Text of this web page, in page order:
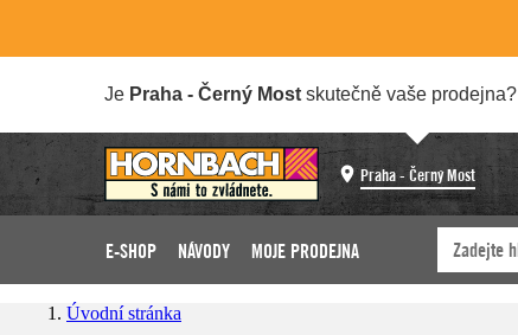
Je Praha - Černý Most skutečně vaše prodejna?
Praha - Černý Most
E-SHOP NÁVODY MOJE PRODEJNA
Úvodní stránka